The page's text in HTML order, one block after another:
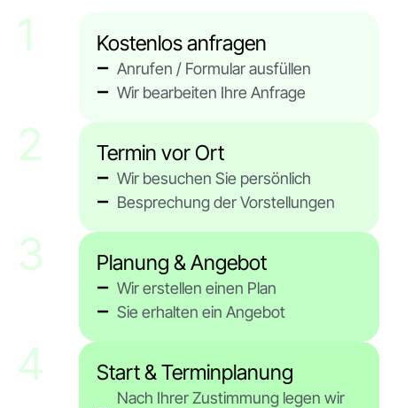
1 Kostenlos anfragen
Anrufen / Formular ausfüllen
Wir bearbeiten Ihre Anfrage
2 Termin vor Ort
Wir besuchen Sie persönlich
Besprechung der Vorstellungen
3 Planung & Angebot
Wir erstellen einen Plan
Sie erhalten ein Angebot
4 Start & Terminplanung
Nach Ihrer Zustimmung legen wir